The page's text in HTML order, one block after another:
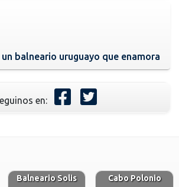
balneario uruguayo que enamora
en:
Balneario Solis Cabo Polonio